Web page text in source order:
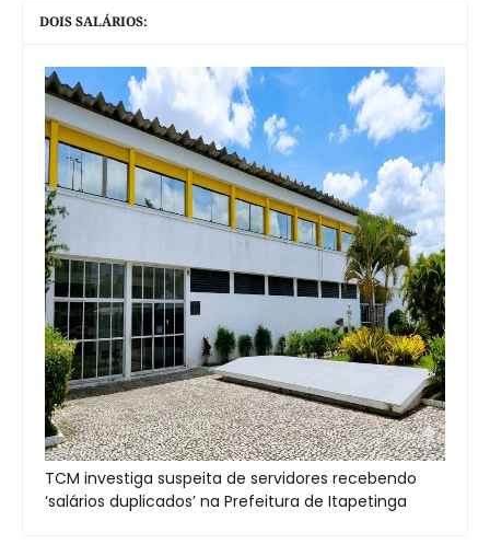
DOIS SALÁRIOS:
TCM investiga suspeita de servidores recebendo
‘salários duplicados’ na Prefeitura de Itapetinga